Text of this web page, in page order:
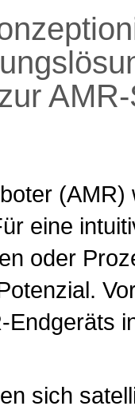
eine
oder
Endgeräts
sich